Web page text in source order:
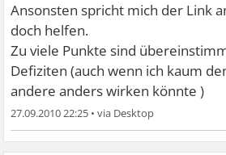
Ansonsten spricht mich der Link
doch helfen.
Zu viele Punkte sind
Defiziten (auch wenn ich kaum
andere anders wirken könnte)
27.09.2010 22:25 •